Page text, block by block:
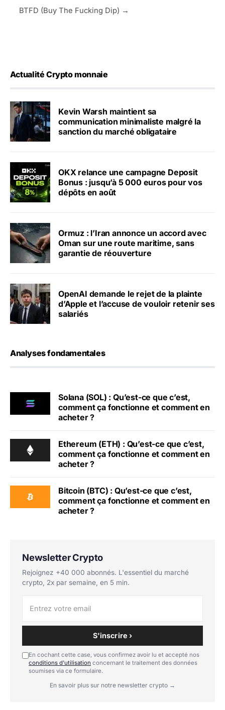
BTFD (Buy The Fucking Dip) →
Actualité Crypto monnaie
Kevin Warsh maintient sa
communication minimaliste malgré la
sanction du marché obligataire
OKX relance une campagne Deposit
Bonus : jusqu’à 5 000 euros pour vos
dépôts en août
Ormuz : l’Iran annonce un accord avec
Oman sur une route maritime, sans
garantie de réouverture
OpenAI demande le rejet de la plainte
d’Apple et l’accuse de vouloir retenir ses
salariés
Analyses fondamentales
Solana (SOL) : Qu’est-ce que c’est,
comment ça fonctionne et comment en
acheter ?
Ethereum (ETH) : Qu’est-ce que c’est,
comment ça fonctionne et comment en
acheter ?
Bitcoin (BTC) : Qu’est-ce que c’est,
comment ça fonctionne et comment en
acheter ?
Newsletter Crypto
Rejoignez +40 000 abonnés. L'essentiel du marché
crypto, 2x par semaine, en 5 min.
S'inscrire ›
En cochant cette case, vous confirmez avoir lu et accepté nos
conditions d'utilisation concernant le traitement des données
soumises via ce formulaire.
En savoir plus sur notre newsletter crypto →